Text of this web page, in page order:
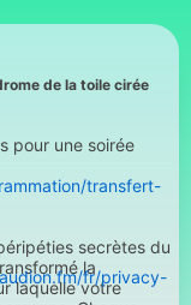
de la toile cirée
pour une soirée
transfert-
secrètes du
la
laquelle votre
fr/privacy-